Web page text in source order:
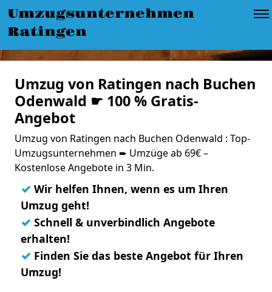
Umzugsunternehmen
Ratingen
Umzug von Ratingen nach Buchen
Odenwald ☛ 100 % Gratis-
Angebot
Umzug von Ratingen nach Buchen Odenwald : Top-
Umzugsunternehmen ➨ Umzüge ab 69€ –
Kostenlose Angebote in 3 Min.
✓ Wir helfen Ihnen, wenn es um Ihren
Umzug geht!
✓ Schnell & unverbindlich Angebote
erhalten!
✓ Finden Sie das beste Angebot für Ihren
Umzug!